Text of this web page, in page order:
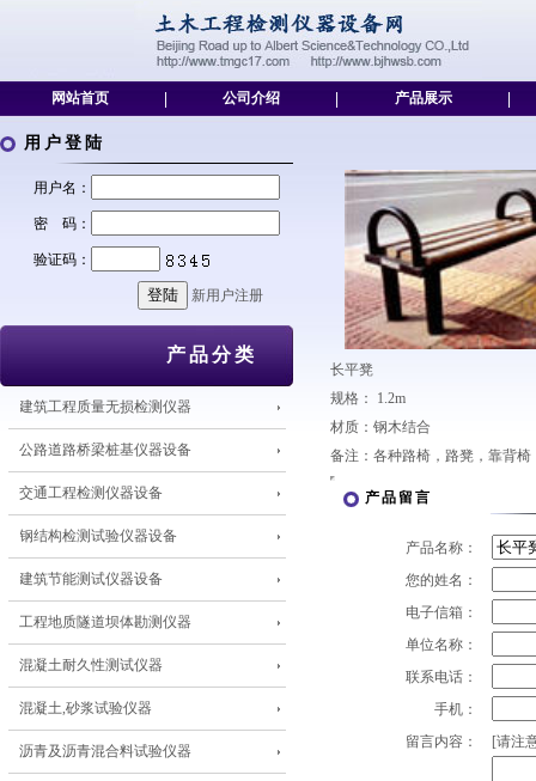
网站首页 公司介绍 产品展示
用户登陆
用户名：
密 码：
验证码：
新用户注册
产品分类
建筑工程质量无损检测仪器
公路道路桥梁桩基仪器设备
交通工程检测仪器设备
钢结构检测试验仪器设备
建筑节能测试仪器设备
工程地质隧道坝体勘测仪器
混凝土耐久性测试仪器
混凝土,砂浆试验仪器
沥青及沥青混合料试验仪器
长平凳
规格： 1.2m
材质：钢木结合
备注：各种路椅，路凳，靠背
产品留言
产品名称：
您的姓名：
电子信箱：
单位名称：
联系电话：
手机：
留言内容：
[请注